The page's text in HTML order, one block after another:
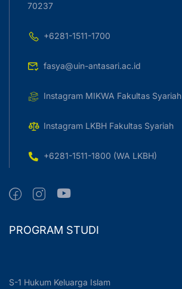
70237
+6281-1511-1700
fasya@uin-antasari.ac.id
Instagram MIKWA Fakultas Syariah
Instagram LKBH Fakultas Syariah
+6281-1511-1800 (WA LKBH)
PROGRAM STUDI
S-1 Hukum Keluarga Islam